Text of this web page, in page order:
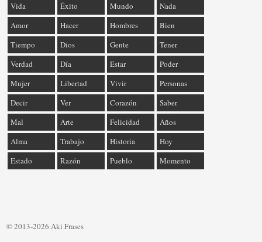
Vida Éxito Mundo
Nada
Amor
Hacer Hombres
Bien
Tiempo
Dios Gente
Tener
Verdad
Día Estar
Poder
Mujer
Libertad Vivir
Personas
Decir
Ver Corazón
Saber
Mal
Arte Felicidad
Años
Alma
Trabajo Historia
Hoy
Estado
Razón Pueblo Momento
© 2013-2026 Aki Frases